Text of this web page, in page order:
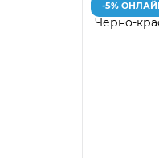
-5%